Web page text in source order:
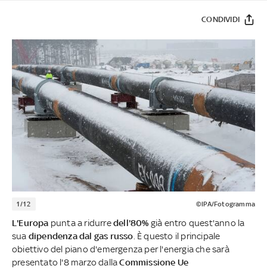
CONDIVIDI
1/12 ©IPA/Fotogramma
L'Europa punta a ridurredell'80% già entro quest'anno la
sua dipendenza dal gas russo . È questo il principale
obiettivo del piano d'emergenza per l'energia che sarà
presentato l'8 marzo dallaCommissione Ue